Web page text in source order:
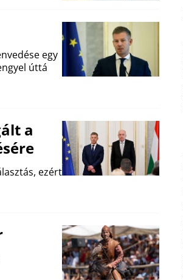
egy
úttá
a
ezért